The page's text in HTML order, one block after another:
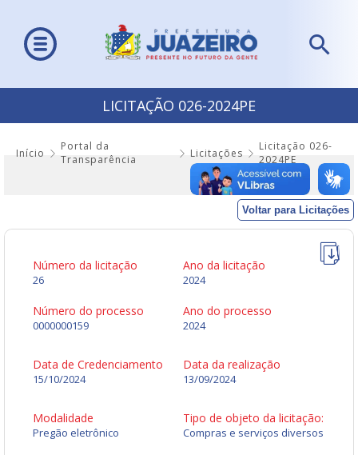
LICITAÇÃO 026-2024PE
Início
Portal da
Transparência
Licitações
Licitação 026-
2024PE
Voltar para Licitações
Número da licitação
26
Ano da licitação
2024
Número do processo
0000000159
Ano do processo
2024
Data de Credenciamento
15/10/2024
Data da realização
13/09/2024
Modalidade
Pregão eletrônico
Tipo de objeto da licitação:
Compras e serviços diversos